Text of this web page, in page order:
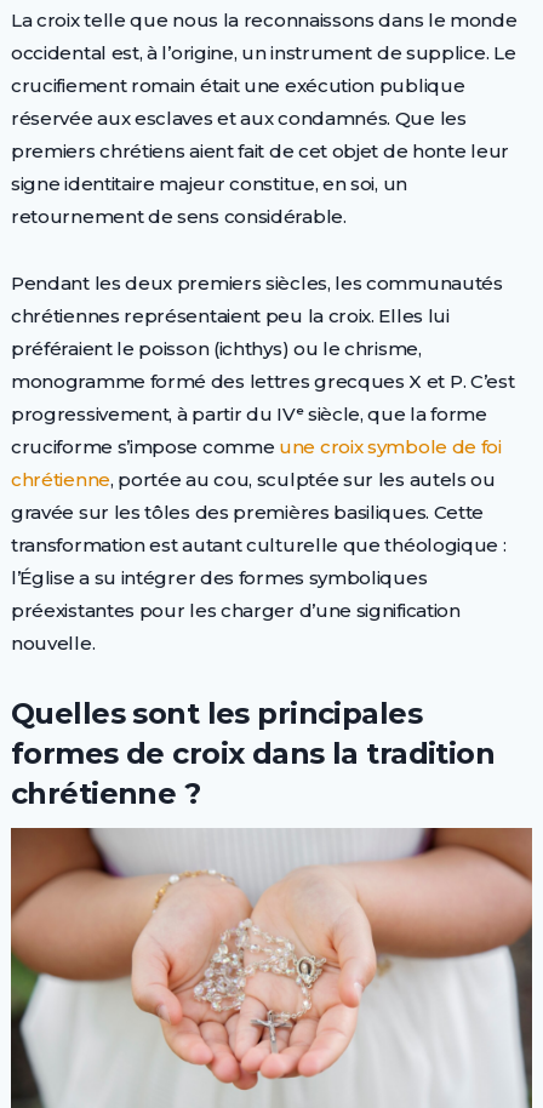
La croix telle que nous la reconnaissons dans le monde
occidental est, à l’origine, un instrument de supplice. Le
crucifiement romain était une exécution publique
réservée aux esclaves et aux condamnés. Que les
premiers chrétiens aient fait de cet objet de honte leur
signe identitaire majeur constitue, en soi, un
retournement de sens considérable.
Pendant les deux premiers siècles, les communautés
chrétiennes représentaient peu la croix. Elles lui
préféraient le poisson (ichthys) ou le chrisme,
monogramme formé des lettres grecques X et P. C’est
progressivement, à partir du IVᵉ siècle, que la forme
cruciforme s’impose comme une croix symbole de foi
chrétienne, portée au cou, sculptée sur les autels ou
gravée sur les tôles des premières basiliques. Cette
transformation est autant culturelle que théologique :
l’Église a su intégrer des formes symboliques
préexistantes pour les charger d’une signification
nouvelle.
Quelles sont les principales
formes de croix dans la tradition
chrétienne ?